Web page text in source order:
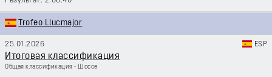
Trofeo Llucmajor
25.01.2026 ESP
Итоговая классификация
Общая классификация - Шоссе